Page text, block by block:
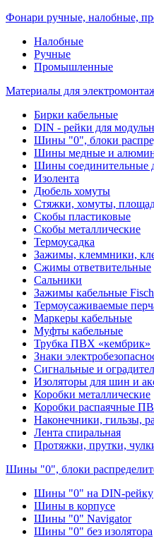
Фонари ручные, налобные,
Налобные
Ручные
Промышленные
Материалы для
Бирки кабельные
DIN - рейки для
Шины "0", блоки
Шины медные и
Шины соединительные
Изолента
Дюбель хомуты
Стяжки, хомуты,
Скобы пластиковые
Скобы металлические
Термоусадка
Зажимы, клеммники,
Сжимы ответвительные
Сальники
Зажимы кабельные
Термоусаживаемые
Маркеры кабельные
Муфты кабельные
Трубка ПВХ «кембрик»
Знаки
Сигнальные и
Изоляторы для шин и
Коробки металлические
Коробки распаячные
Наконечники, гильзы,
Лента спиральная
Протяжки, прутки,
Шины "0", блоки
Шины "0" на DIN-рейку
Шины в корпусе
Шины "0" Navigator
Шины "0" без изолятора